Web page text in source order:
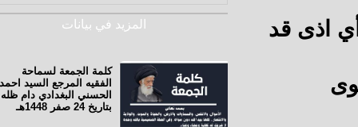
اذى قد المزيد في بيانات
كلمة الجمعة لسماحة
الفقيه المرجع السيد احمد
الحسني البغدادي دام ظله
بتاريخ 24 صفر 1448هـ